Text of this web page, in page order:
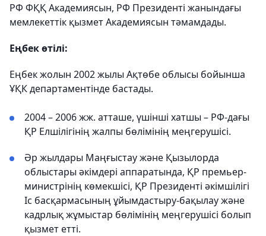
РФ ФҚҚ Академиясын, РФ Президенті жанындағы
мемлекеттік қызмет Академиясын тәмамдады.
Еңбек өтілі:
Еңбек жолын 2002 жылы Ақтөбе облысы бойынша
ҰҚК департаментінде бастады.
2004 – 2006 жж. атташе, үшінші хатшы – РФ-дағы
ҚР Елшілігінің жалпы бөлімінің меңгерушісі.
Әр жылдары Маңғыстау және Қызылорда
облыстары әкімдері аппаратында, ҚР премьер-
министрінің көмекшісі, ҚР Президенті әкімшілігі
Іс басқармасының ұйымдастыру-бақылау және
кадрлық жұмыстар бөлімінің меңгерушісі болып
қызмет етті.